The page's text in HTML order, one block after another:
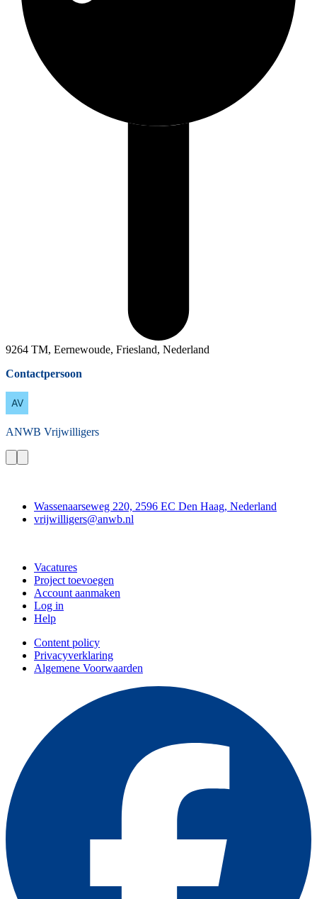
9264 TM, Eernewoude, Friesland, Nederland
Contactpersoon
ANWB Vrijwilligers
Wassenaarseweg 220, 2596 EC Den Haag, Nederland
vrijwilligers@anwb.nl
Vacatures
Project toevoegen
Account aanmaken
Log in
Help
Content policy
Privacyverklaring
Algemene Voorwaarden